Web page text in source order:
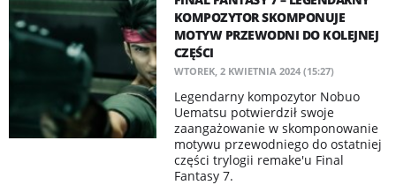
KOMPOZYTOR SKOMPONUJE
MOTYW PRZEWODNI DO KOLEJNEJ
CZĘŚCI
WTOREK, 2 KWIETNIA 2024 (15:27)
Legendarny kompozytor Nobuo
Uematsu potwierdził swoje
zaangażowanie w skomponowanie
motywu przewodniego do ostatniej
części trylogii remake'u Final
Fantasy 7.